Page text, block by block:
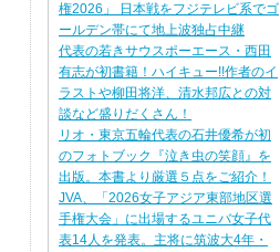
権2026」 日本戦をフジテレビ系でゴ
ールデン帯にて地上波独占中継
代表の若きサウスポーエース・西田
有志が初書籍！ハイキュー!!作者のイ
ラストや柳田将洋、清水邦広との対
談など盛りだくさん！
リオ・東京五輪代表の石井優希が初
のフォトブック『泣き虫の笑顔』を
出版。本書より厳選５点をご紹介！
JVA、「2026女子アジア東部地区選
手権大会」に出場するユニバ女子代
表14人を発表。主将に筑波大4年・